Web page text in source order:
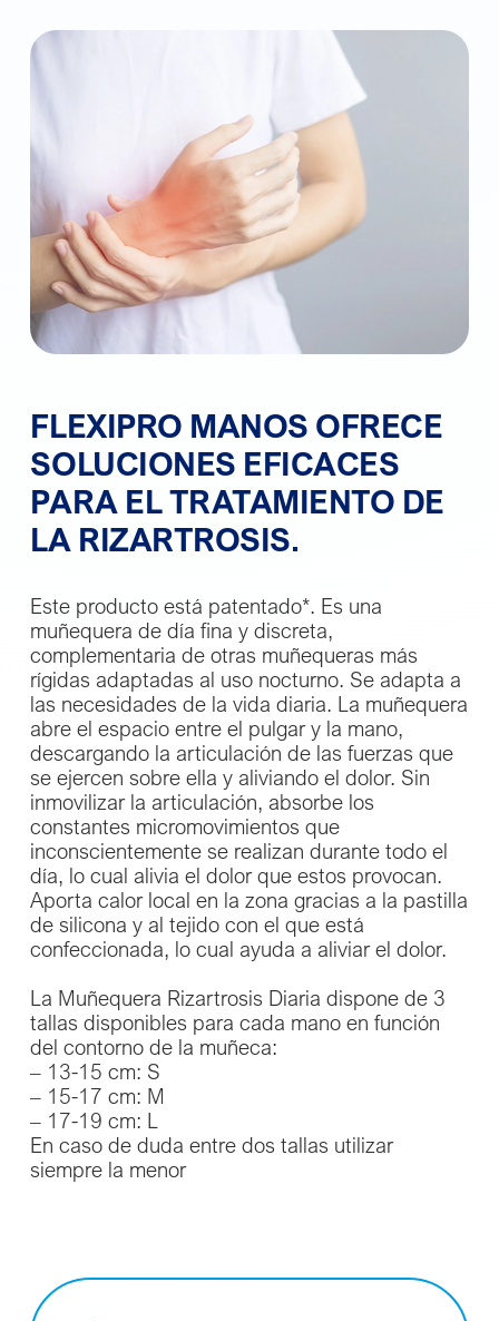
FLEXIPRO MANOS OFRECE
SOLUCIONES EFICACES
PARA EL TRATAMIENTO DE
LA RIZARTROSIS.
Este producto está patentado*. Es una
muñequera de día fina y discreta,
complementaria de otras muñequeras más
rígidas adaptadas al uso nocturno. Se adapta a
las necesidades de la vida diaria. La muñequera
abre el espacio entre el pulgar y la mano,
descargando la articulación de las fuerzas que
se ejercen sobre ella y aliviando el dolor. Sin
inmovilizar la articulación, absorbe los
constantes micromovimientos que
inconscientemente se realizan durante todo el
día, lo cual alivia el dolor que estos provocan.
Aporta calor local en la zona gracias a la pastilla
de silicona y al tejido con el que está
confeccionada, lo cual ayuda a aliviar el dolor.
La Muñequera Rizartrosis Diaria dispone de 3
tallas disponibles para cada mano en función
del contorno de la muñeca:
– 13-15 cm: S
– 15-17 cm: M
– 17-19 cm: L
En caso de duda entre dos tallas utilizar
siempre la menor